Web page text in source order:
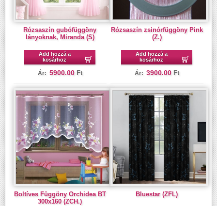
Rózsaszín gubófüggöny
lányoknak, Miranda (S)
Add hozzá a
kosárhoz
Ár: 5900.00 Ft
Rózsaszín zsinórfüggöny Pink
(Z.)
Add hozzá a
kosárhoz
Ár: 3900.00 Ft
Boltíves Függöny Orchidea BT
300x160 (ZCH.)
Bluestar (ZFL)